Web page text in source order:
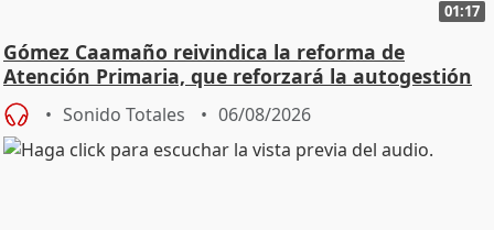
01:17
Gómez Caamaño reivindica la reforma de
Atención Primaria, que reforzará la autogestión
Sonido Totales 06/08/2026